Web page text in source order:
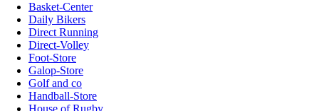
Basket-Center
Daily Bikers
Direct Running
Direct-Volley
Foot-Store
Galop-Store
Golf and co
Handball-Store